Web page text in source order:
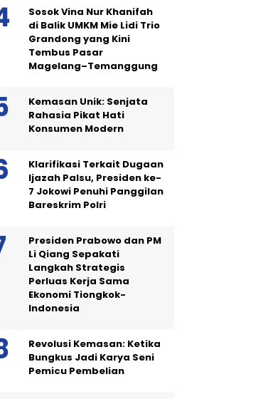
Sosok Vina Nur Khanifah
di Balik UMKM Mie Lidi Trio
Grandong yang Kini
Tembus Pasar
Magelang–Temanggung
Kemasan Unik: Senjata
Rahasia Pikat Hati
Konsumen Modern
Klarifikasi Terkait Dugaan
Ijazah Palsu, Presiden ke-
7 Jokowi Penuhi Panggilan
Bareskrim Polri
Presiden Prabowo dan PM
Li Qiang Sepakati
Langkah Strategis
Perluas Kerja Sama
Ekonomi Tiongkok-
Indonesia
Revolusi Kemasan: Ketika
Bungkus Jadi Karya Seni
Pemicu Pembelian